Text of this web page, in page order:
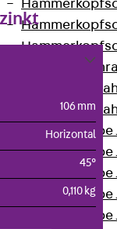
Zahnschraube
Zahnschraube
Zahnschraube
Zahnschraube
Zahnschraube
106 mm
Horizontal
45°
0,110 kg